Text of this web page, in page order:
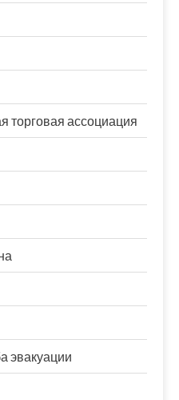
торговая ассоциация
эвакуации